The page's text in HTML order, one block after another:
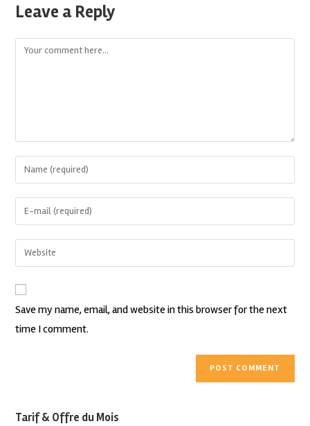
Leave a Reply
Save my name, email, and website in this browser for the next
time I comment.
Tarif & Offre du Mois